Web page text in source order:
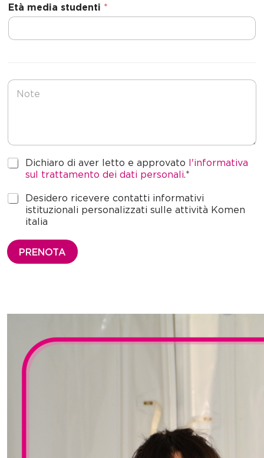
Età media studenti *
N
P
v
a
*
Dichiaro di aver letto e approvato l'informativa
sul trattamento dei dati personali.*
M
e
t
Desidero ricevere contatti informativi
istituzionali personalizzati sulle attività Komen
italia
PRENOTA